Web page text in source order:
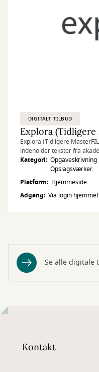
DIGITALT TILBUD
Explora (Tidligere
Explora (Tidligere
indeholder tekster fra
opslagsværker og
primærkilder.
Kategori Opgaveskrivning
Opslagsværker
Platform
Hjemmeside
Adgang Via login
Se alle digitale
Kontakt